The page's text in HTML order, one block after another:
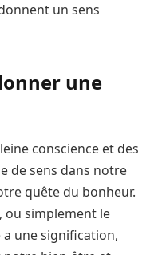
un sens
une
conscience et des
de sens dans notre
quête du bonheur.
ou simplement le
une signification,